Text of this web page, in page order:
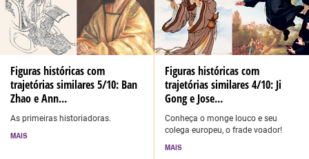
Figuras históricas com
trajetórias similares 5/10: Ban
Zhao e Ann...
As primeiras historiadoras.
MAIS
Figuras históricas com
trajetórias similares 4/10: Ji
Gong e Jose...
Conheça o monge louco e seu
colega europeu, o frade voador!
MAIS